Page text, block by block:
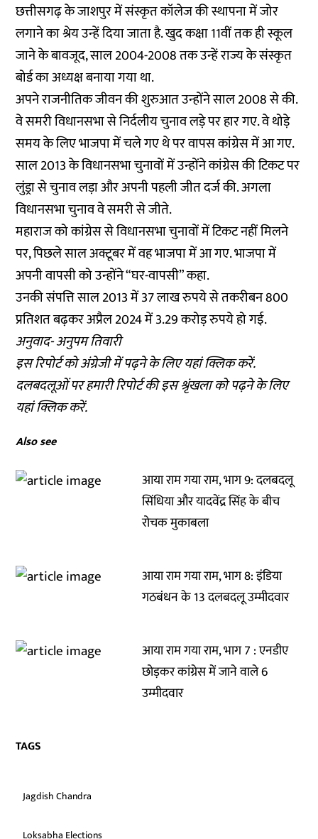
छत्तीसगढ़ के जाशपुर में संस्कृत कॉलेज की स्थापना में जोर
लगाने का श्रेय उन्हें दिया जाता है. खुद कक्षा 11वीं तक ही स्कूल
जाने के बावजूद, साल 2004-2008 तक उन्हें राज्य के संस्कृत
बोर्ड का अध्यक्ष बनाया गया था.
अपने राजनीतिक जीवन की शुरुआत उन्होंने साल 2008 से की.
वे समरी विधानसभा से निर्दलीय चुनाव लड़े पर हार गए. वे थोड़े
समय के लिए भाजपा में चले गए थे पर वापस कांग्रेस में आ गए.
साल 2013 के विधानसभा चुनावों में उन्होंने कांग्रेस की टिकट पर
लुंड्रा से चुनाव लड़ा और अपनी पहली जीत दर्ज की. अगला
विधानसभा चुनाव वे समरी से जीते.
महाराज को कांग्रेस से विधानसभा चुनावों में टिकट नहीं मिलने
पर, पिछले साल अक्टूबर में वह भाजपा में आ गए. भाजपा में
अपनी वापसी को उन्होंने “घर-वापसी” कहा.
उनकी संपत्ति साल 2013 में 37 लाख रुपये से तकरीबन 800
प्रतिशत बढ़कर अप्रैल 2024 में 3.29 करोड़ रुपये हो गई.
अनुवाद- अनुपम तिवारी
इस रिपोर्ट को अंग्रेजी में पढ़ने के लिएयहां क्लिककरें.
दलबदलूओं पर हमारी रिपोर्ट की इस श्रृंखला को पढ़ने के लिए
यहां क्लिककरें.
Also see
आया राम गया राम, भाग 9: दलबदलू
सिंधिया और यादवेंद्र सिंह के बीच
रोचक मुकाबला
आया राम गया राम, भाग 8: इंडिया
गठबंधन के 13 दलबदलू उम्मीदवार
आया राम गया राम, भाग 7 : एनडीए
छोड़कर कांग्रेस में जाने वाले 6
उम्मीदवार
TAGS
Jagdish Chandra
Loksabha Elections